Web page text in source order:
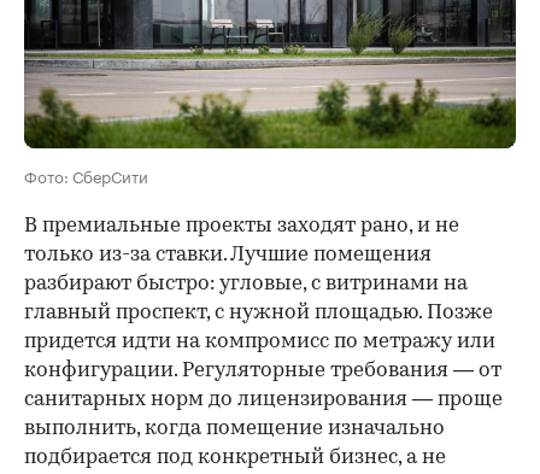
Фото: СберСити
В премиальные проекты заходят рано, и не
только из-за ставки. Лучшие помещения
разбирают быстро: угловые, с витринами на
главный проспект, с нужной площадью. Позже
придется идти на компромисс по метражу или
конфигурации. Регуляторные требования — от
санитарных норм до лицензирования — проще
выполнить, когда помещение изначально
подбирается под конкретный бизнес, а не